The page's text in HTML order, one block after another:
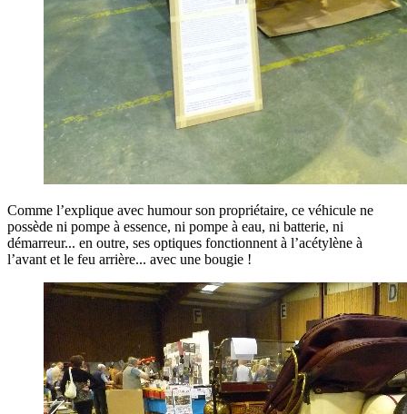
Comme l’explique avec humour son propriétaire, ce véhicule ne
possède ni pompe à essence, ni pompe à eau, ni batterie, ni
démarreur... en outre, ses optiques fonctionnent à l’acétylène à
l’avant et le feu arrière... avec une bougie !